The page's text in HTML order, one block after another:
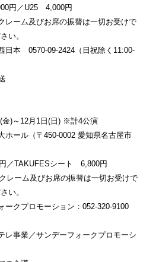
円／U25 4,000円
ム及びお席の振替は一切お受けで
い。
日本 0570-09-2424（日祝除く11:00-
金)～12月1日(日) ※計4公演
ホール（〒450-0002 愛知県名古屋市
／TAKUFESシート 6,800円
ム及びお席の振替は一切お受けで
い。
ークプロモーション：052-320-9100
レ事業／サンデーフォークプロモーシ